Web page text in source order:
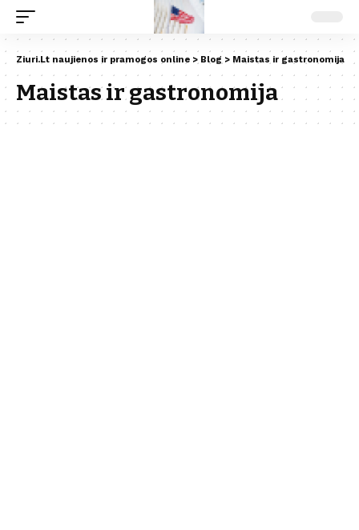
Ziuri.Lt naujienos ir pramogos online > Blog > Maistas ir gastronomija
Maistas ir gastronomija